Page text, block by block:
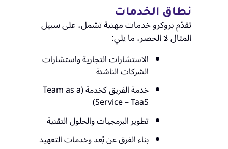
نطاق الخدمات
تقدّم بروكرو خدمات مهنية تشمل، على سبيل
المثال لا الحصر، ما يلي:
الاستشارات التجارية واستشارات
الشركات الناشئة
خدمة الفريق كخدمة (Team as a
Service – TaaS)
تطوير البرمجيات والحلول التقنية
بناء الفرق عن بُعد وخدمات التعهيد